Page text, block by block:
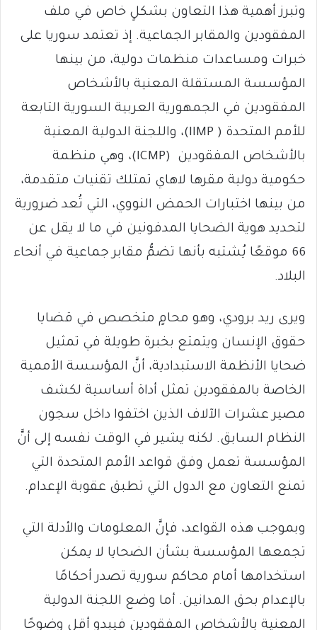
وتبرز أهمية هذا التعاون بشكلٍ خاص في ملف
المفقودين والمقابر الجماعية. إذ تعتمد سوريا على
خبرات ومساعدات منظمات دولية، من بينها
المؤسسة المستقلة المعنية بالأشخاص
المفقودين في الجمهورية العربية السورية التابعة
للأمم المتحدة ( IIMP)، واللجنة الدولية المعنية
بالأشخاص المفقودين (ICMP)، وهي منظمة
حكومية دولية مقرها لاهاي تمتلك تقنيات متقدمة،
من بينها اختبارات الحمض النووي، التي تُعد ضرورية
لتحديد هوية الضحايا المدفونين في ما لا يقل عن
66 موقعًا يُشتبه بأنها تضمُّ مقابر جماعية في أنحاء
البلاد.
ويرى ريد برودي، وهو محامٍ متخصص في قضايا
حقوق الإنسان ويتمتع بخبرة طويلة في تمثيل
ضحايا الأنظمة الاستبدادية، أنَّ المؤسسة الأممية
الخاصة بالمفقودين تمثل أداة أساسية لكشف
مصير عشرات الآلاف الذين اختفوا داخل سجون
النظام السابق. لكنه يشير في الوقت نفسه إلى أنَّ
المؤسسة تعمل وفق قواعد الأمم المتحدة التي
تمنع التعاون مع الدول التي تطبق عقوبة الإعدام.
وبموجب هذه القواعد، فإنَّ المعلومات والأدلة التي
تجمعها المؤسسة بشأن الضحايا لا يمكن
استخدامها أمام محاكم سورية تصدر أحكامًا
بالإعدام بحق المدانين. أما وضع اللجنة الدولية
المعنية بالأشخاص المفقودين فيبدو أقل وضوحًا